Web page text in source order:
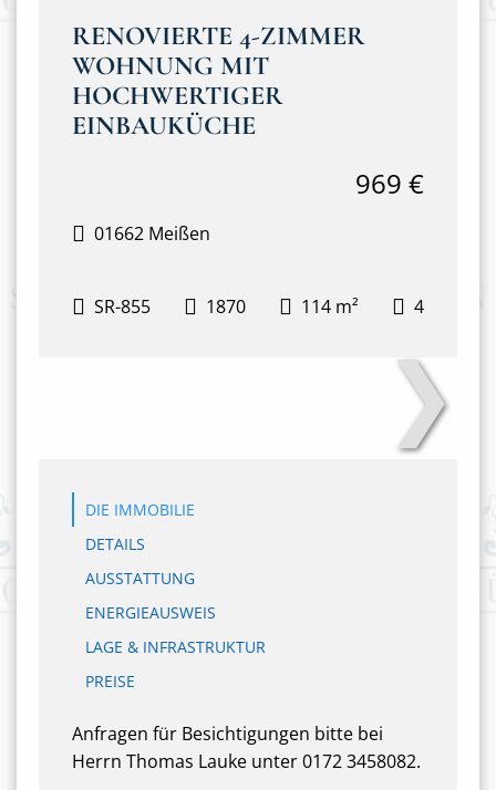
RENOVIERTE 4-ZIMMER
WOHNUNG MIT
HOCHWERTIGER
EINBAUKÜCHE
01662 Meißen
969 €
SR-855 1870 114 m² 4
❯
DIE IMMOBILIE
DETAILS
AUSSTATTUNG
ENERGIEAUSWEIS
LAGE & INFRASTRUKTUR
PREISE
Anfragen für Besichtigungen bitte bei
Herrn Thomas Lauke unter 0172 3458082.